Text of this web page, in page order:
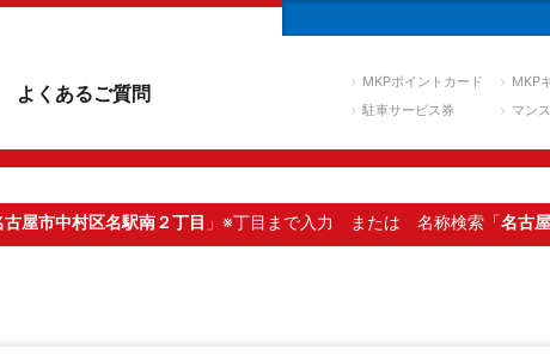
よくあるご質問 MKPポイントカード
MKP
駐車サービス券
マン
古屋市中村区名駅南２丁目 」※丁目まで入力 または 名称検索「名古